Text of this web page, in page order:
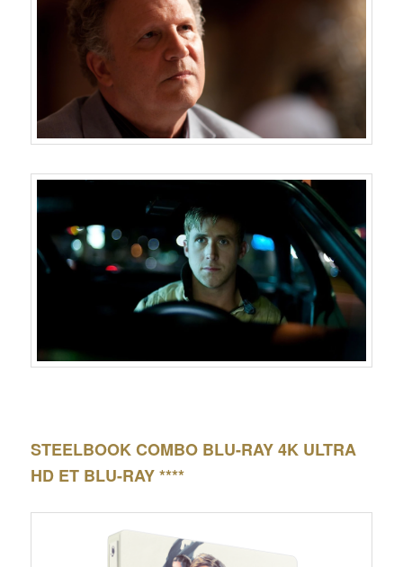
STEELBOOK COMBO BLU-RAY 4K ULTRA
HD ET BLU-RAY ****